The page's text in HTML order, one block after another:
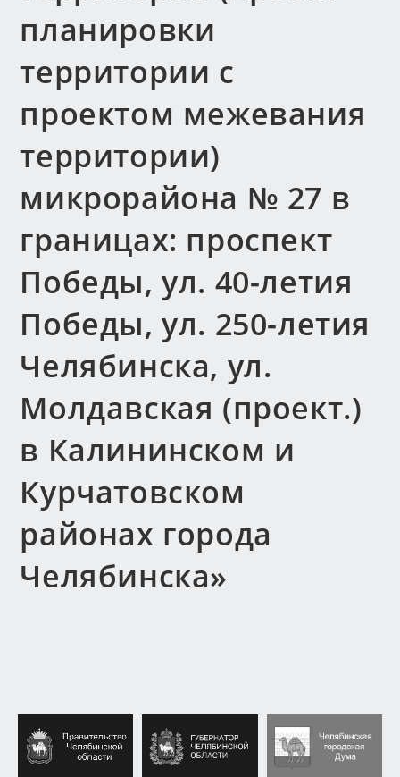
планировки
территории с
проектом межевания
территории)
микрорайона № 27 в
границах: проспект
Победы, ул. 40-летия
Победы, ул. 250-летия
Челябинска, ул.
Молдавская (проект.)
в Калининском и
Курчатовском
районах города
Челябинска»